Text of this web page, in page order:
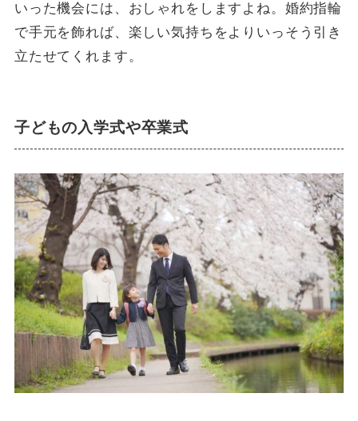
いった機会には、おしゃれをしますよね。婚約指輪
で手元を飾れば、楽しい気持ちをよりいっそう引き
立たせてくれます。
子どもの入学式や卒業式